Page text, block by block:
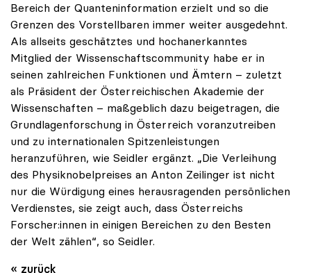
Bereich der Quanteninformation erzielt und so die
Grenzen des Vorstellbaren immer weiter ausgedehnt.
Als allseits geschätztes und hochanerkanntes
Mitglied der Wissenschaftscommunity habe er in
seinen zahlreichen Funktionen und Ämtern – zuletzt
als Präsident der Österreichischen Akademie der
Wissenschaften – maßgeblich dazu beigetragen, die
Grundlagenforschung in Österreich voranzutreiben
und zu internationalen Spitzenleistungen
heranzuführen, wie Seidler ergänzt. „Die Verleihung
des Physiknobelpreises an Anton Zeilinger ist nicht
nur die Würdigung eines herausragenden persönlichen
Verdienstes, sie zeigt auch, dass Österreichs
Forscher:innen in einigen Bereichen zu den Besten
der Welt zählen“, so Seidler.
« zurück